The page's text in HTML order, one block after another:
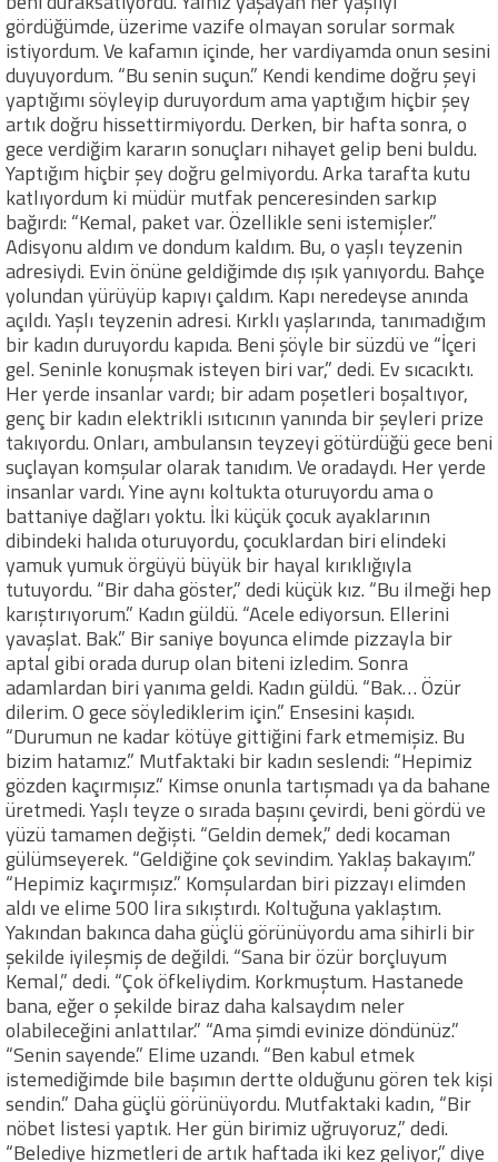
gördüğümde, üzerime vazife olmayan sorular sormak
istiyordum. Ve kafamın içinde, her vardiyamda onun sesini
duyuyordum. “Bu senin suçun.” Kendi kendime doğru şeyi
yaptığımı söyleyip duruyordum ama yaptığım hiçbir şey
artık doğru hissettirmiyordu. Derken, bir hafta sonra, o
gece verdiğim kararın sonuçları nihayet gelip beni buldu.
Yaptığım hiçbir şey doğru gelmiyordu. Arka tarafta kutu
katlıyordum ki müdür mutfak penceresinden sarkıp
bağırdı: “Kemal, paket var. Özellikle seni istemişler.”
Adisyonu aldım ve dondum kaldım. Bu, o yaşlı teyzenin
adresiydi. Evin önüne geldiğimde dış ışık yanıyordu. Bahçe
yolundan yürüyüp kapıyı çaldım. Kapı neredeyse anında
açıldı. Yaşlı teyzenin adresi. Kırklı yaşlarında, tanımadığım
bir kadın duruyordu kapıda. Beni şöyle bir süzdü ve “İçeri
gel. Seninle konuşmak isteyen biri var,” dedi. Ev sıcacıktı.
Her yerde insanlar vardı; bir adam poşetleri boşaltıyor,
genç bir kadın elektrikli ısıtıcının yanında bir şeyleri prize
takıyordu. Onları, ambulansın teyzeyi götürdüğü gece beni
suçlayan komşular olarak tanıdım. Ve oradaydı. Her yerde
insanlar vardı. Yine aynı koltukta oturuyordu ama o
battaniye dağları yoktu. İki küçük çocuk ayaklarının
dibindeki halıda oturuyordu, çocuklardan biri elindeki
yamuk yumuk örgüyü büyük bir hayal kırıklığıyla
tutuyordu. “Bir daha göster,” dedi küçük kız. “Bu ilmeği hep
karıştırıyorum.” Kadın güldü. “Acele ediyorsun. Ellerini
yavaşlat. Bak.” Bir saniye boyunca elimde pizzayla bir
aptal gibi orada durup olan biteni izledim. Sonra
adamlardan biri yanıma geldi. Kadın güldü. “Bak… Özür
dilerim. O gece söylediklerim için.” Ensesini kaşıdı.
“Durumun ne kadar kötüye gittiğini fark etmemişiz. Bu
bizim hatamız.” Mutfaktaki bir kadın seslendi: “Hepimiz
gözden kaçırmışız.” Kimse onunla tartışmadı ya da bahane
üretmedi. Yaşlı teyze o sırada başını çevirdi, beni gördü ve
yüzü tamamen değişti. “Geldin demek,” dedi kocaman
gülümseyerek. “Geldiğine çok sevindim. Yaklaş bakayım.”
“Hepimiz kaçırmışız.” Komşulardan biri pizzayı elimden
aldı ve elime 500 lira sıkıştırdı. Koltuğuna yaklaştım.
Yakından bakınca daha güçlü görünüyordu ama sihirli bir
şekilde iyileşmiş de değildi. “Sana bir özür borçluyum
Kemal,” dedi. “Çok öfkeliydim. Korkmuştum. Hastanede
bana, eğer o şekilde biraz daha kalsaydım neler
olabileceğini anlattılar.” “Ama şimdi evinize döndünüz.”
“Senin sayende.” Elime uzandı. “Ben kabul etmek
istemediğimde bile başımın dertte olduğunu gören tek kişi
sendin.” Daha güçlü görünüyordu. Mutfaktaki kadın, “Bir
nöbet listesi yaptık. Her gün birimiz uğruyoruz,” dedi.
“Belediye hizmetleri de artık haftada iki kez geliyor,” diye